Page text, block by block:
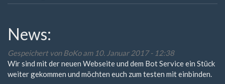
News:
Gespeichert vonBoKoam 10. Januar 2017 - 12:38
Wir sind mit der neuen Webseite und dem Bot Service ein Stück
weiter gekommen und möchten euch zum testen mit einbinden.